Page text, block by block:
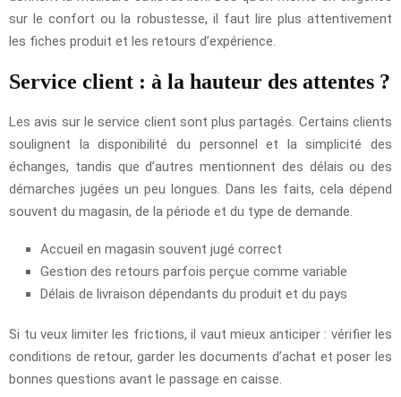
sur le confort ou la robustesse, il faut lire plus attentivement
les fiches produit et les retours d’expérience.
Service client : à la hauteur des attentes ?
Les avis sur le service client sont plus partagés. Certains clients
soulignent la disponibilité du personnel et la simplicité des
échanges, tandis que d’autres mentionnent des délais ou des
démarches jugées un peu longues. Dans les faits, cela dépend
souvent du magasin, de la période et du type de demande.
Accueil en magasin souvent jugé correct
Gestion des retours parfois perçue comme variable
Délais de livraison dépendants du produit et du pays
Si tu veux limiter les frictions, il vaut mieux anticiper : vérifier les
conditions de retour, garder les documents d’achat et poser les
bonnes questions avant le passage en caisse.